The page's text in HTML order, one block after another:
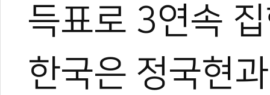
득표로 3연속
한국은 정국현